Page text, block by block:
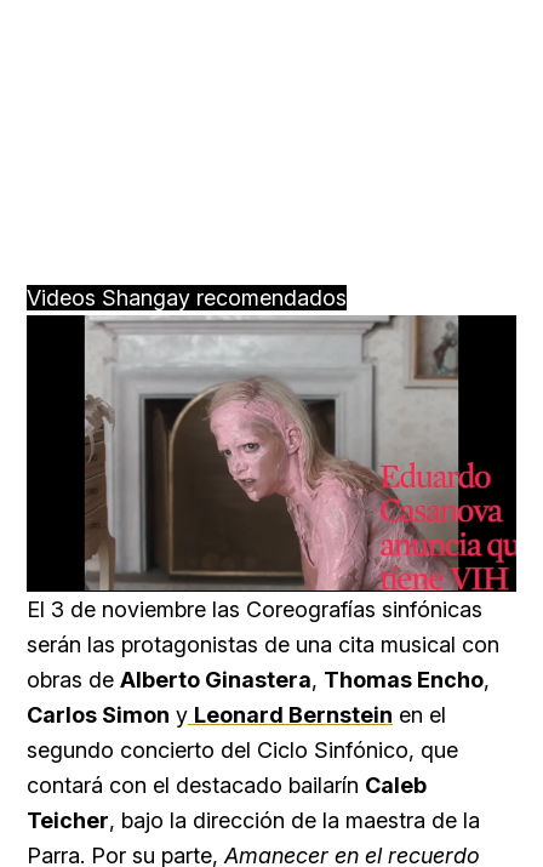
Videos Shangay recomendados
Unmute Loaded:
66.12%
El 3 de noviembre las Coreografías sinfónicas
serán las protagonistas de una cita musical con
obras de Alberto Ginastera, Thomas Encho,
Carlos Simon y Leonard Bernstein en el
segundo concierto del Ciclo Sinfónico, que
contará con el destacado bailarín Caleb
Teicher, bajo la dirección de la maestra de la
Parra. Por su parte, Amanecer en el recuerdo